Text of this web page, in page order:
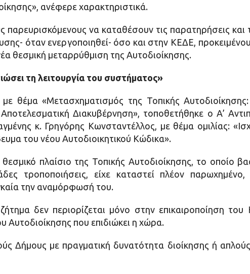
ανέφερε χαρακτηριστικά.
να καταθέσουν τις παρατηρήσεις και
όταν ενεργοποιηθεί- όσο και στην ΚΕΔΕ, προκειμένου
θεσμική μεταρρύθμιση της Αυτοδιοίκησης.
τη λειτουργία του συστήματος»
με θέμα «Μετασχηματισμός της Τοπικής
Διακυβέρνηση», τοποθετήθηκε ο Α’
κ. Γρηγόρης Κωνσταντέλλος, με θέμα ομιλίας:
του νέου Αυτοδιοικητικού Κώδικα».
πλαίσιο της Τοπικής Αυτοδιοίκησης, το οποίο
τροποποιήσεις, είχε καταστεί πλέον παρωχημένο,
την αναμόρφωσή του.
δεν περιορίζεται μόνο στην επικαιροποίηση
που επιδιώκει η χώρα.
Δήμους με πραγματική δυνατότητα διοίκησης ή απλούς